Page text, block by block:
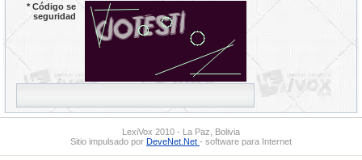
*Código se
seguridad
LexiVox 2010 - La Paz, Bolivia
Sitio impulsado por DeveNet.Net - software para Internet